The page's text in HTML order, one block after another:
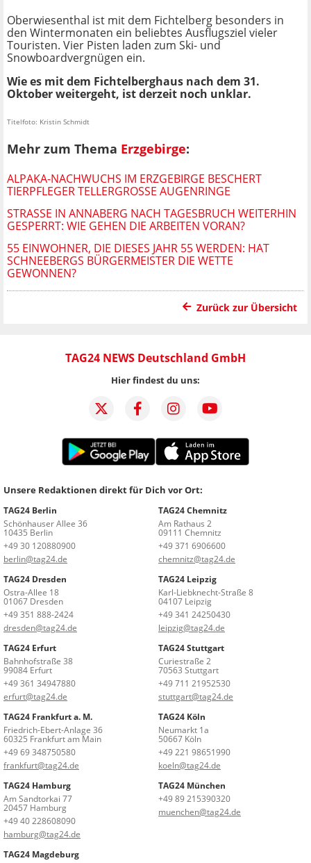
Oberwiesenthal ist mit dem Fichtelberg besonders in
den Wintermonaten ein beliebtes Ausflugsziel vieler
Touristen. Vier Pisten laden zum Ski- und
Snowboardvergnügen ein.
Wie es mit dem Fichtelberghaus nach dem 31.
Oktober weitergeht, ist derzeit noch unklar.
Titelfoto: Kristin Schmidt
Mehr zum Thema Erzgebirge:
ALPAKA-NACHWUCHS IM ERZGEBIRGE BESCHERT
TIERPFLEGER TELLERGROSSE AUGENRINGE
STRASSE IN ANNABERG NACH TAGESBRUCH WEITERHIN G
ESPERRT: WIE GEHEN DIE ARBEITEN VORAN?
55 EINWOHNER, DIE DIESES JAHR 55 WERDEN: HAT
SCHNEEBERGS BÜRGERMEISTER DIE WETTE
GEWONNEN?
Zurück zur Übersicht
TAG24 NEWS Deutschland GmbH
Hier findest du uns:
Unsere Redaktionen direkt für Dich vor Ort:
TAG24 Berlin
Schönhauser Allee 36
10435 Berlin
+49 30 120880900
berlin@tag24.de
TAG24 Chemnitz
Am Rathaus 2
09111 Chemnitz
+49 371 6906600
chemnitz@tag24.de
TAG24 Dresden
Ostra-Allee 18
01067 Dresden
+49 351 888-2424
dresden@tag24.de
TAG24 Leipzig
Karl-Liebknecht-Straße 8
04107 Leipzig
+49 341 24250430
leipzig@tag24.de
TAG24 Erfurt
Bahnhofstraße 38
99084 Erfurt
+49 361 34947880
erfurt@tag24.de
TAG24 Stuttgart
Curiestraße 2
70563 Stuttgart
+49 711 21952530
stuttgart@tag24.de
TAG24 Frankfurt a. M.
Friedrich-Ebert-Anlage 36
60325 Frankfurt am Main
+49 69 348750580
frankfurt@tag24.de
TAG24 Köln
Neumarkt 1a
50667 Köln
+49 221 98651990
koeln@tag24.de
TAG24 Hamburg
Am Sandtorkai 77
20457 Hamburg
+49 40 228608090
hamburg@tag24.de
TAG24 München
+49 89 215390320
muenchen@tag24.de
TAG24 Magdeburg